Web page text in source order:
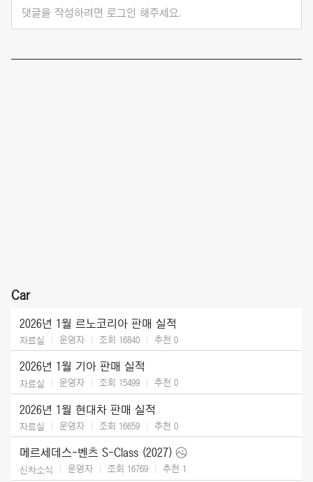
댓글을 작성하려면 로그인 해주세요.
Car
2026년 1월 르노코리아 판매 실적
자료실 운영자 조회 16840 추천 0
2026년 1월 기아 판매 실적
자료실 운영자 조회 15499 추천 0
2026년 1월 현대차 판매 실적
자료실 운영자 조회 16659 추천 0
메르세데스-벤츠 S-Class (2027)
신차소식 운영자 조회 16769 추천 1